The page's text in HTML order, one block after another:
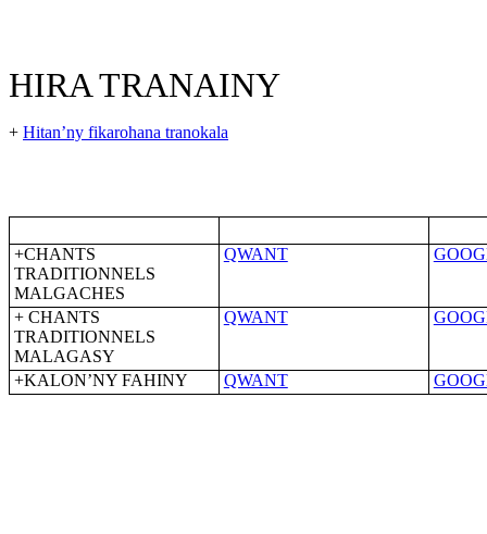
HIRA TRANAINY
+ Hitan’ny fikarohana tranokala
+CHANTS
TRADITIONNELS
MALGACHES
QWANT
+ CHANTS
TRADITIONNELS
MALAGASY
QWANT
+KALON’NY FAHINY QWANT